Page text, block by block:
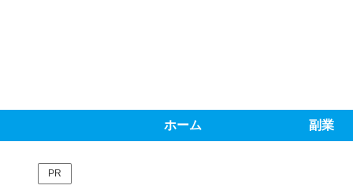
ホーム 副業
PR